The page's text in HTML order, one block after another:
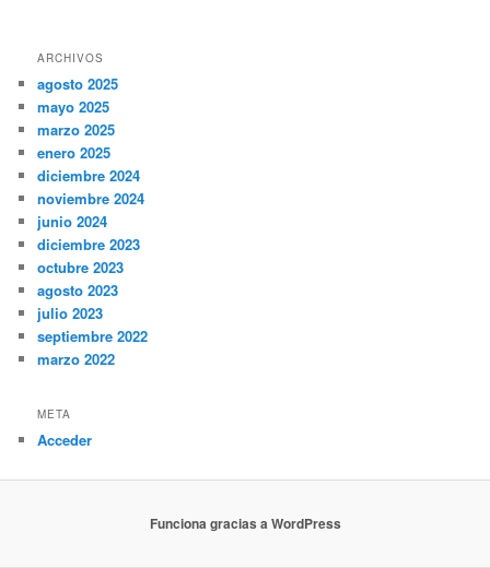
ARCHIVOS
agosto 2025
mayo 2025
marzo 2025
enero 2025
diciembre 2024
noviembre 2024
junio 2024
diciembre 2023
octubre 2023
agosto 2023
julio 2023
septiembre 2022
marzo 2022
META
Acceder
Funciona gracias a WordPress